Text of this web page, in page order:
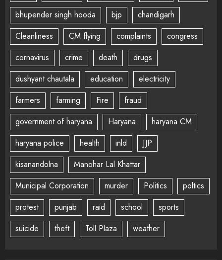
bhupender singh hooda
bjp
chandigarh
Cleanliness
CM flying complaints
congress
cornavirus
crime death
drugs
dushyant chautala
education
electricity
farmers
farming Fire
fraud
government of haryana
Haryana
haryana CM
haryana police
health inld
JJP
kisanandolna
Manohar Lal Khattar
Municipal Corporation
murder Politics
poltics
protest
punjab raid school
sports
suicide
theft Toll Plaza weather